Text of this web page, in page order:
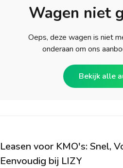
Wagen niet
Oeps, deze wagen is niet
onderaan om ons
Bekijk alle
Leasen voor KMO's: Snel,
Eenvoudig bij LIZY